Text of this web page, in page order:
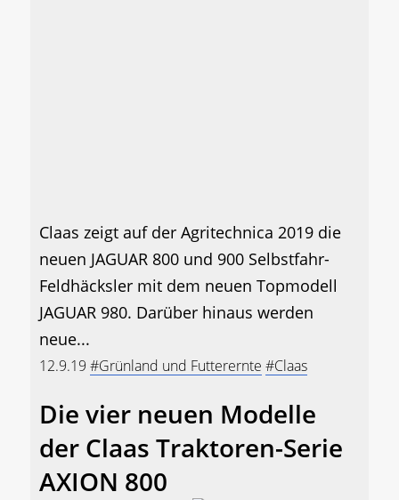
Claas zeigt auf der Agritechnica 2019 die
neuen JAGUAR 800 und 900 Selbstfahr-
Feldhäcksler mit dem neuen Topmodell
JAGUAR 980. Darüber hinaus werden
neue...
12.9.19 #Grünland und Futterernte #Claas
Die vier neuen Modelle
der Claas Traktoren-Serie
AXION 800